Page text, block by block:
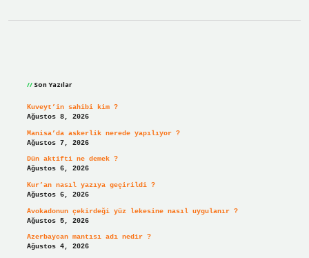
Son Yazılar
Kuveyt’in sahibi kim ?
Ağustos 8, 2026
Manisa’da askerlik nerede yapılıyor ?
Ağustos 7, 2026
Dün aktifti ne demek ?
Ağustos 6, 2026
Kur’an nasıl yazıya geçirildi ?
Ağustos 6, 2026
Avokadonun çekirdeği yüz lekesine nasıl uygulanır ?
Ağustos 5, 2026
Azerbaycan mantısı adı nedir ?
Ağustos 4, 2026